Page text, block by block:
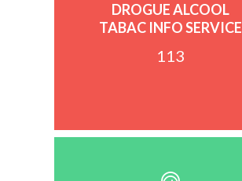
DROGUE ALCOOL
TABAC INFO SERVICE
113